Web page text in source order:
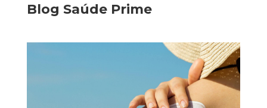
Blog Saúde Prime